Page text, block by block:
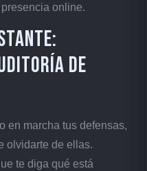
online.
de
en marcha tus defensas,
olvidarte de ellas.
te diga qué está